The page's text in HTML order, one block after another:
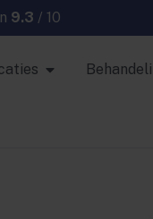
9.3 / 10